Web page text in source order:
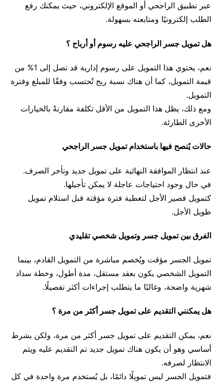
عبر تطبيق الراجحي أو الموقع الإلكتروني، حيث يمكنك رفع
الطلب إلكترونيًا ومتابعته بسهولة.
هل تمويل جسر الراجحي عليه رسوم أو أرباح ؟
نعم، يحتوي هذا التمويل على رسوم إدارية قد تصل إلى 1% من
قيمة التمويل، كما أن هناك نسبة ربح تُحتسب وفقًا للمبلغ وفترة
التمويل.
ومع ذلك، يظل هذا التمويل من الأقل تكلفة مقارنةً بالخيارات
الأخرى الطارئة.
حالات يُنصح فيها باستخدام تمويل جسر الراجحي
عند انتظار الموافقة النهائية على تمويل جديد وتأخر الصرف.
في حال وجود احتياجات عاجلة لا يمكن تأجيلها.
كتمويل قصير الأجل لتغطية فترة مؤقتة قبل استلام تمويل
طويل الأجل.
الفرق بين تمويل جسر وتمويل شخصي تقليدي
تمويل الجسر مؤقت ويُخصم مباشرة من التمويل القادم، بينما
التمويل الشخصي يكون بعقد مستقل، مدة أطول، وخطة سداد
شهرية واضحة، وغالبًا ما يتطلب إجراءات أكثر تفصيلًا.
هل يمكنني التقديم على تمويل جسر أكثر من مرة ؟
نعم، يمكن التقديم على تمويل جسر أكثر من مرة، ولكن بشرط
أساسي وهو أن يكون هناك تمويل جديد تم التقديم عليه ويتم
الانتظار لصرفه.
فتمويل الجسر ليس تمويلًا دائمًا، بل يُستخدم مرة واحدة في كل